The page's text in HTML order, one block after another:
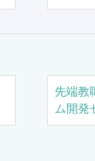
先端教
ム開発